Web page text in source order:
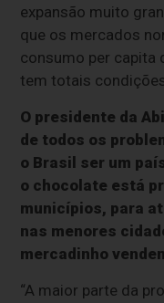
expansão muito
que os mercados
consumo per capita
tem totais
O presidente da
de todos os
o Brasil ser um
o chocolate está
municípios, para
nas menores
mercadinho
“A maior parte da